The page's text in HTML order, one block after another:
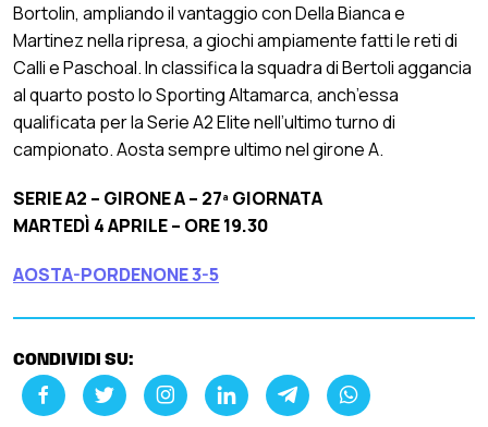
Bortolin, ampliando il vantaggio con Della Bianca e
Martinez nella ripresa, a giochi ampiamente fatti le reti di
Calli e Paschoal. In classifica la squadra di Bertoli aggancia
al quarto posto lo Sporting Altamarca, anch’essa
qualificata per la Serie A2 Elite nell’ultimo turno di
campionato. Aosta sempre ultimo nel girone A.
SERIE A2 – GIRONE A – 27ª GIORNATA
MARTEDÌ 4 APRILE – ORE 19.30
AOSTA-PORDENONE 3-5
CONDIVIDI SU: